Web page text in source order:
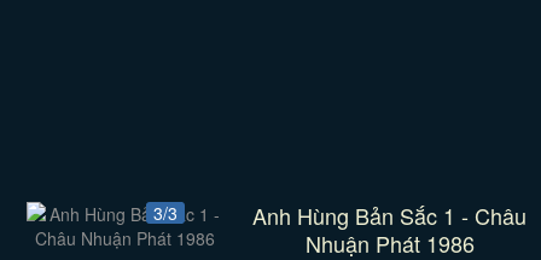
3/3
Anh Hùng Bản Sắc 1 - Châu
Nhuận Phát 1986